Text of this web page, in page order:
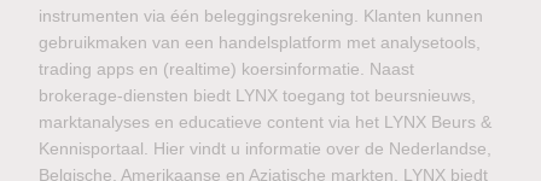
instrumenten via één beleggingsrekening. Klanten kunnen
gebruikmaken van een handelsplatform met analysetools,
trading apps en (realtime) koersinformatie. Naast
brokerage-diensten biedt LYNX toegang tot beursnieuws,
marktanalyses en educatieve content via het LYNX Beurs &
Kennisportaal. Hier vindt u informatie over de Nederlandse,
Belgische, Amerikaanse en Aziatische markten. LYNX biedt